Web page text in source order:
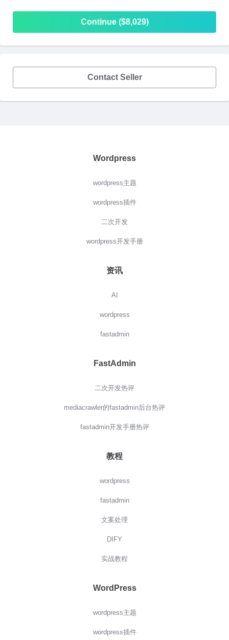
Continue ($8,029)
Contact Seller
Wordpress
wordpress主题
wordpress插件
二次开发
wordpress开发手册
资讯
AI
wordpress
fastadmin
FastAdmin
二次开发热评
mediacrawler的fastadmin后台热评
fastadmin开发手册热评
教程
wordpress
fastadmin
文案处理
DIFY
实战教程
WordPress
wordpress主题
wordpress插件